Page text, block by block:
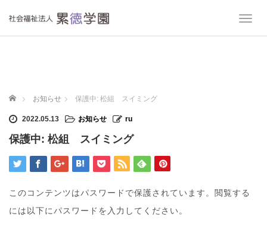
T
n
ホーム お知らせ 保護中: 松組 スイミング
2022.05.13 お知らせ ru
保護中: 松組 スイミング
このコンテンツはパスワードで保護されています。閲覧する
には以下にパスワードを入力してください。